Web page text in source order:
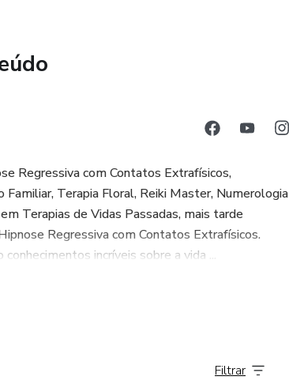
Regressiva com Contatos Extrafísicos,
Terapia Floral, Reiki Master, Numerologia
Terapias de Vidas Passadas, mais tarde
Regressiva com Contatos Extrafísicos.
incríveis sobre a vida ...
Filtrar